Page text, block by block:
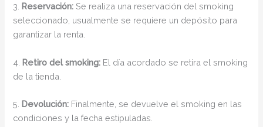
3. Reservación: Se realiza una reservación del smoking
seleccionado, usualmente se requiere un depósito para
garantizar la renta.
4. Retiro del smoking: El día acordado se retira el smoking
de la tienda.
5. Devolución: Finalmente, se devuelve el smoking en las
condiciones y la fecha estipuladas.